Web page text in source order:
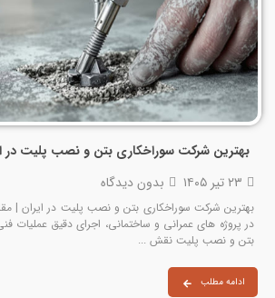
بهترین شرکت سوراخکاری بتن و نصب پلیت در
۲۳ تیر ۱۴۰۵
بدون دیدگاه
بهترین شرکت سوراخکاری بتن و نصب پلیت در ایران |
در پروژه‌ های عمرانی و ساختمانی، اجرای دقیق عملیات
بتن و نصب پلیت نقش ...
ادامه مطلب